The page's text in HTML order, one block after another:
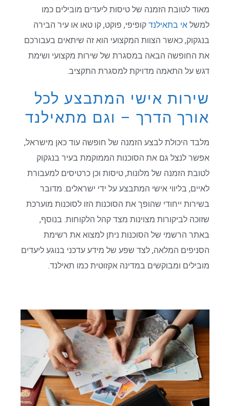
מאוד לטובת הזמנה של טיסות ליעדים מובילים כמו
למשלאי בתאילנדקופיפי, פוקט, קו טאו או עיר הבירה
בנגקוק, כאשר הצוות המקצועי הוא זה שיתאים בעבורכם
את החופשה הבאה במסגרת של שירות מקצועי ושימת
דגש על התאמה מדויקת למסגרת התקציב.
שירות אישי המתבצע לכל
אורך הדרך – וגם מתאילנד
מלבד היכולת לבצע הזמנה של חופשה עוד כאן מישראל,
אפשר לנצל גם את הסוכנות הממוקמת בעיר בנגקוק
לטובת הזמנה של מלונות, טיסות וכן כרטיסים למעבורת
לאיים, בליווי אישי המתבצע על ידי ישראלים. מדובר
בשירות ייחודי שהופך את הסוכנות הזו לסוכנות מוערכת
שזוכה לביקורות מצוינות מצד קהל הלקוחות. בנוסף,
באתר הרשמי של הסוכנות ניתן למצוא את רשימת
הסניפים המלאה, לצד שפע של מידע עדכני בנוגע ליעדים
מובילים ומבוקשים במדינה אקזוטית כמו תאילנד.